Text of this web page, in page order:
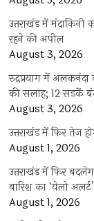
उत्तराखंड में मंदाकिनी
रहने की अपील
August 3, 2026
रुद्रप्रयाग में
की सलाह; 12 सड़कें
August 3, 2026
उत्तराखंड में फिर तेज
August 1, 2026
उत्तराखंड में फिर
बारिश का ‘येलो अलर्ट’
August 1, 2026